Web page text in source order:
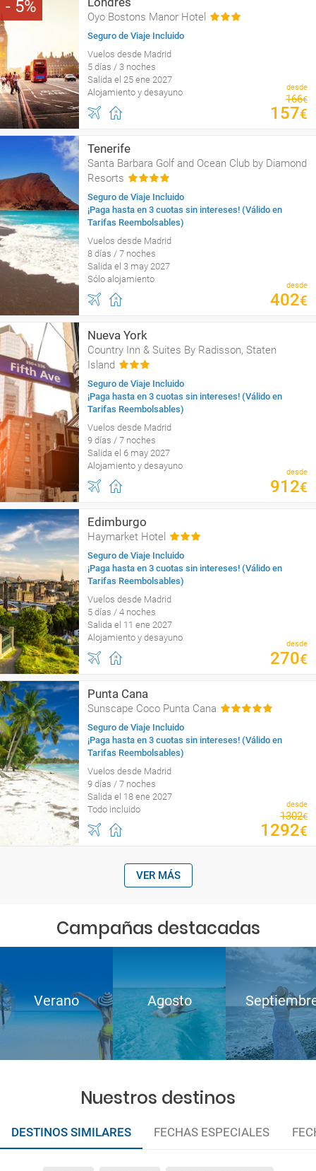
5
Oyo Bostons Manor Hotel
Seguro de Viaje Incluido
Vuelos desde Madrid
5 días / 3 noches
Salida el 25 ene 2027
Alojamiento y desayuno
desde
166€
157€
Tenerife
Santa Barbara Golf and Ocean Club by Diamond
Resorts
Seguro de Viaje Incluido
¡Paga hasta en 3 cuotas sin intereses! (Válido en
Tarifas Reembolsables)
Vuelos desde Madrid
8 días / 7 noches
Salida el 3 may 2027
Sólo alojamiento
desde
402€
Nueva York
Country Inn & Suites By Radisson, Staten
Island
Seguro de Viaje Incluido
¡Paga hasta en 3 cuotas sin intereses! (Válido en
Tarifas Reembolsables)
Vuelos desde Madrid
9 días / 7 noches
Salida el 6 may 2027
Alojamiento y desayuno
desde
912€
Edimburgo
Haymarket Hotel
Seguro de Viaje Incluido
¡Paga hasta en 3 cuotas sin intereses! (Válido en
Tarifas Reembolsables)
Vuelos desde Madrid
5 días / 4 noches
Salida el 11 ene 2027
Alojamiento y desayuno
desde
270€
Punta Cana
Sunscape Coco Punta Cana
Seguro de Viaje Incluido
¡Paga hasta en 3 cuotas sin intereses! (Válido en
Tarifas Reembolsables)
Vuelos desde Madrid
9 días / 7 noches
Salida el 18 ene 2027
Todo incluido
desde
1302€
1292€
VER MÁS
Campañas destacadas
Verano Agosto
Nuestros destinos
DESTINOS SIMILARES FECHAS ESPECIALES